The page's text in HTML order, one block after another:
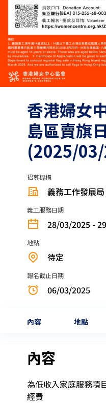
香港婦女
島區賣旗日
(2025/
招募機構
義務工作發展局
義工服務日期
28/03/2025 -
地點
待定
報名截止日期
06/03/2025
內容 地點
內容
為低收入家庭服務項
經費